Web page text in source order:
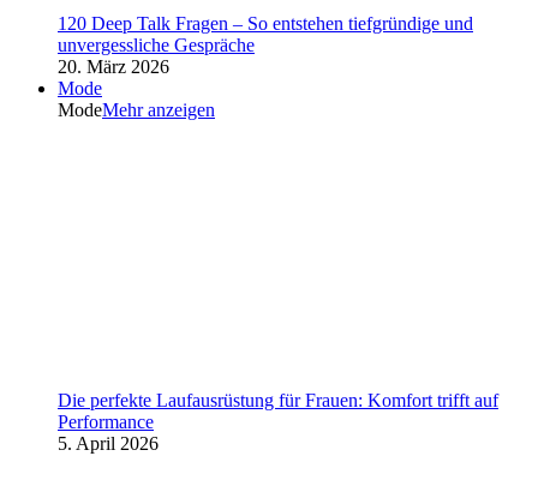
120 Deep Talk Fragen – So entstehen tiefgründige und
unvergessliche Gespräche
20. März 2026
Mode
ModeMehr anzeigen
Die perfekte Laufausrüstung für Frauen: Komfort trifft auf
Performance
5. April 2026